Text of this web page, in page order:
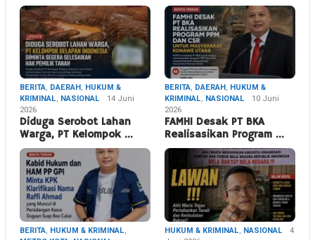
BERITA, DAERAH, HUKUM &
KRIMINAL, NASIONAL
14 Juni
2026
Diduga Serobot Lahan
Warga, PT Kelompok …
BERITA, DAERAH, HUKUM &
KRIMINAL, NASIONAL
10 Juni
2026
FAMHI Desak PT BKA
Realisasikan Program …
BERITA, HUKUM & KRIMINAL,
HUKUM & KRIMINAL, NASIONAL
4